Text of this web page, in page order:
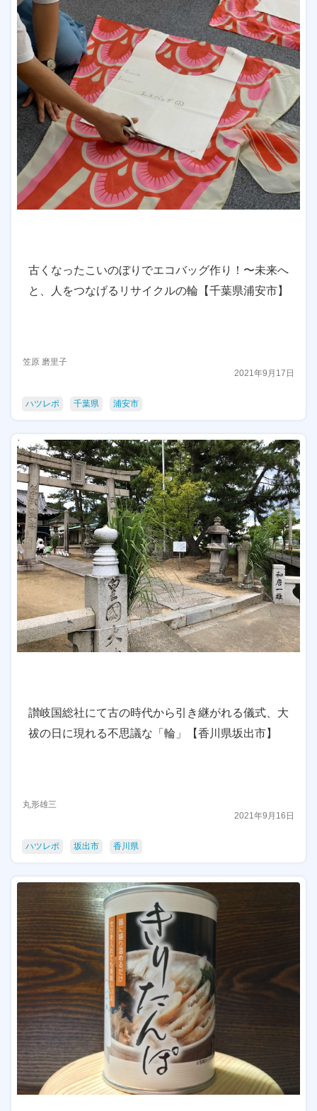
古くなったこいのぼりでエコバッグ作り！〜未来へ
と、人をつなげるリサイクルの輪【千葉県浦安市】
笠原 磨里子
2021年9月17日
ハツレポ 千葉県 浦安市
讃岐国総社にて古の時代から引き継がれる儀式、大
祓の日に現れる不思議な「輪」【香川県坂出市】
丸形雄三
2021年9月16日
ハツレポ 坂出市 香川県